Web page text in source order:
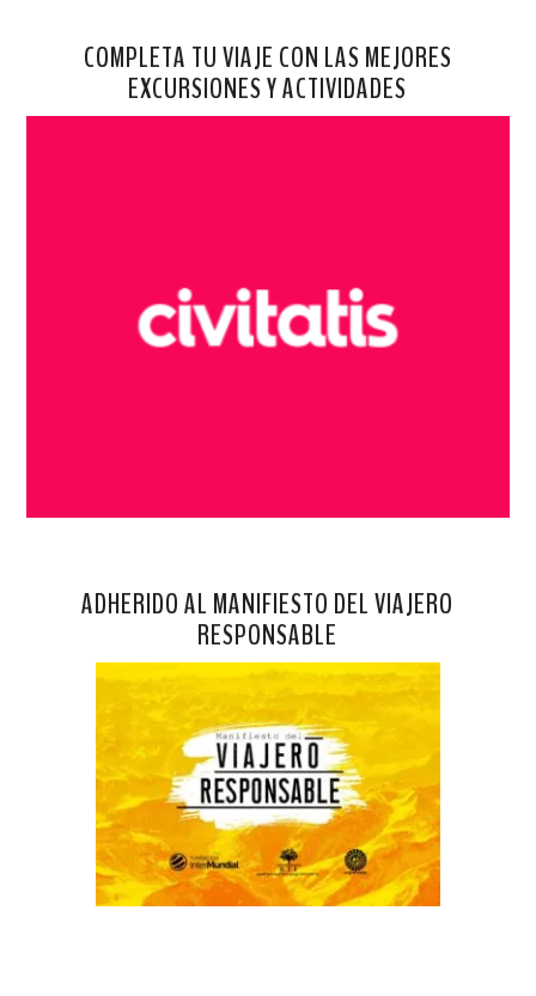
COMPLETA TU VIAJE CON LAS MEJORES
EXCURSIONES Y ACTIVIDADES
ADHERIDO AL MANIFIESTO DEL VIAJERO
RESPONSABLE